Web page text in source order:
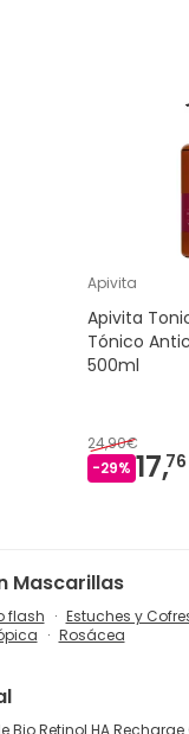
Apivita
Apivita
Tónico
500ml
24,90€
-29% 17,
Mascarillas
flash Estuches y
Rosácea